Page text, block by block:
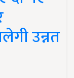
उन्नत